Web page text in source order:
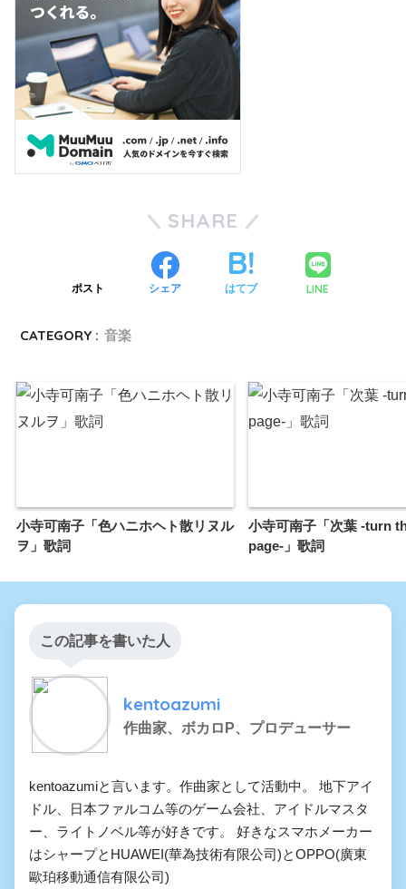
SHARE
ポスト シェア はてブ LINE
CATEGORY : 音楽
小寺可南子「色ハニホヘト散リヌル
ヲ」歌詞
小寺可南子「次葉 -turn
page-」歌詞
この記事を書いた人
kentoazumi
作曲家、ボカロP、プロデューサー
kentoazumiと言います。作曲家として活動中。 地下アイ
ドル、日本ファルコム等のゲーム会社、アイドルマスタ
ー、ライトノベル等が好きです。 好きなスマホメーカー
はシャープとHUAWEI(華為技術有限公司)とOPPO(廣東
歐珀移動通信有限公司)